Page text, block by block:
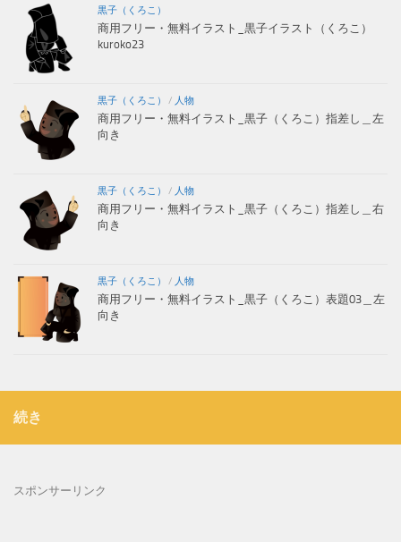
黒子（くろこ）
商用フリー・無料イラスト_黒子イラスト（くろこ）
kuroko23
黒子（くろこ） / 人物
商用フリー・無料イラスト_黒子（くろこ）指差し＿左
向き
黒子（くろこ） / 人物
商用フリー・無料イラスト_黒子（くろこ）指差し＿右
向き
黒子（くろこ） / 人物
商用フリー・無料イラスト_黒子（くろこ）表題03＿左
向き
続き
スポンサーリンク